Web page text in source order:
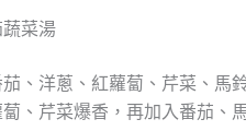
菜湯
、洋蔥、紅蘿蔔、芹菜、馬
、芹菜爆香，再加入番茄、